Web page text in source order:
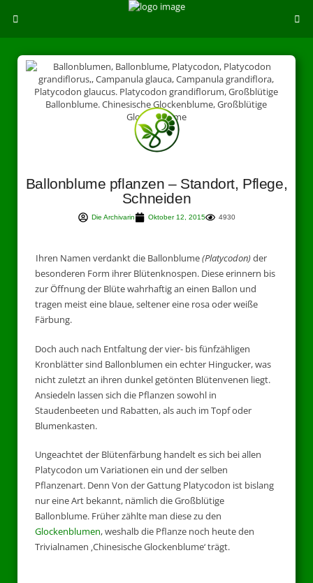
Ballonblume pflanzen – Standort, Pflege,
Schneiden
Die Archivarin Oktober 12, 2015 4930
Ihren Namen verdankt die Ballonblume(Platycodon)der
besonderen Form ihrer Blütenknospen. Diese erinnern bis
zur Öffnung der Blüte wahrhaftig an einen Ballon und
tragen meist eine blaue, seltener eine rosa oder weiße
Färbung.
Doch auch nach Entfaltung der vier- bis fünfzähligen
Kronblätter sind Ballonblumen ein echter Hingucker, was
nicht zuletzt an ihren dunkel getönten Blütenvenen liegt.
Ansiedeln lassen sich die Pflanzen sowohl in
Staudenbeeten und Rabatten, als auch im Topf oder
Blumenkasten.
Ungeachtet der Blütenfärbung handelt es sich bei allen
Platycodon um Variationen ein und der selben
Pflanzenart. Denn Von der Gattung Platycodon ist bislang
nur eine Art bekannt, nämlich die Großblütige
Ballonblume. Früher zählte man diese zu den
Glockenblumen, weshalb die Pflanze noch heute den
Trivialnamen ‚Chinesische Glockenblume‘ trägt.